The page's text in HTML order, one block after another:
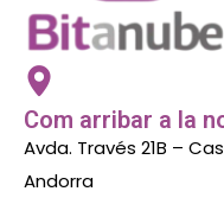
Com arribar a la
Avda. Través 21B –
Andorra